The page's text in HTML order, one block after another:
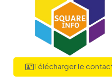
Télécharger le